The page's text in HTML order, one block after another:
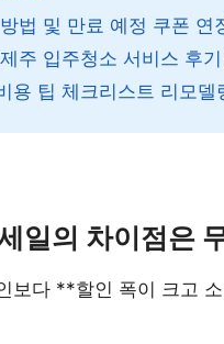
법 및 만료 예정 쿠폰
주 입주청소 서비스 후
용 팁 체크리스트 리모
일의 차이점은
보다 **할인 폭이 크고